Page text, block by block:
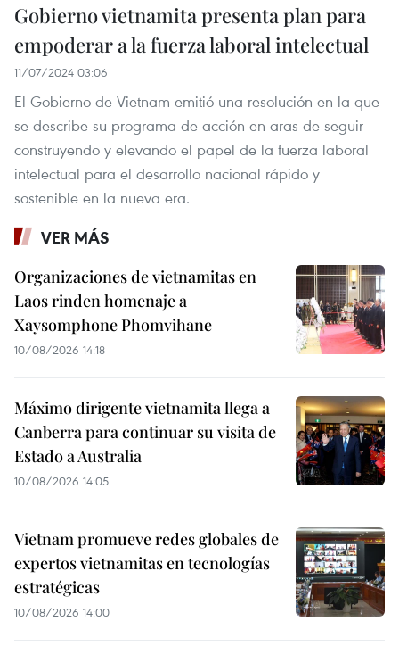
Gobierno vietnamita presenta plan para
empoderar a la fuerza laboral intelectual
11/07/2024 03:06
El Gobierno de Vietnam emitió una resolución en la que
se describe su programa de acción en aras de seguir
construyendo y elevando el papel de la fuerza laboral
intelectual para el desarrollo nacional rápido y
sostenible en la nueva era.
VER MÁS
Organizaciones de vietnamitas en
Laos rinden homenaje a
Xaysomphone Phomvihane
10/08/2026 14:18
Máximo dirigente vietnamita llega a
Canberra para continuar su visita de
Estado a Australia
10/08/2026 14:05
Vietnam promueve redes globales de
expertos vietnamitas en tecnologías
estratégicas
10/08/2026 14:00